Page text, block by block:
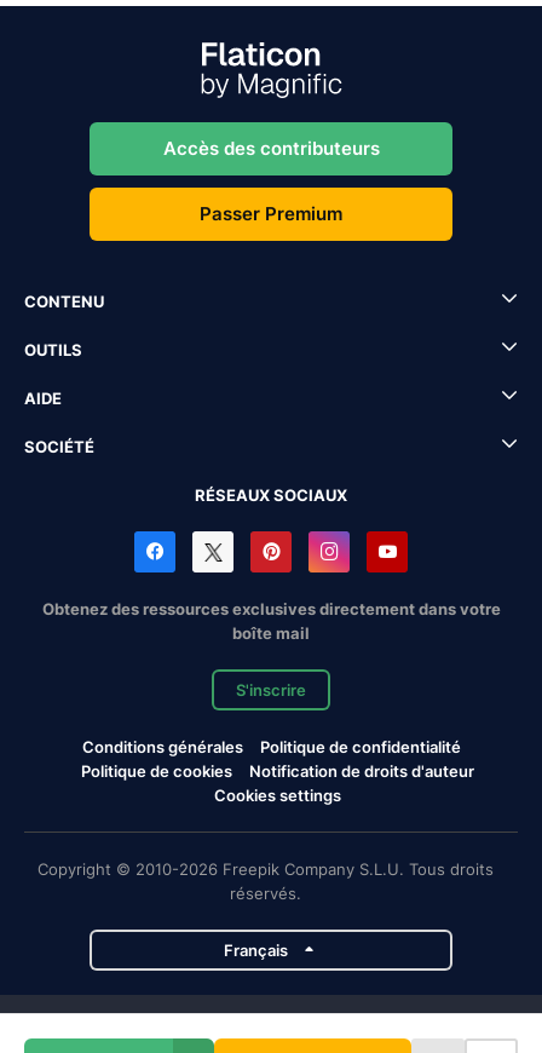
Accès des contributeurs
Passer Premium
CONTENU
OUTILS
AIDE
SOCIÉTÉ
RÉSEAUX SOCIAUX
Obtenez des ressources exclusives directement dans votre
boîte mail
S'inscrire
Conditions générales
Politique de confidentialité
Politique de cookies
Notification de droits d'auteur
Cookies settings
Copyright © 2010-2026 Freepik Company S.L.U. Tous droits
réservés.
Français